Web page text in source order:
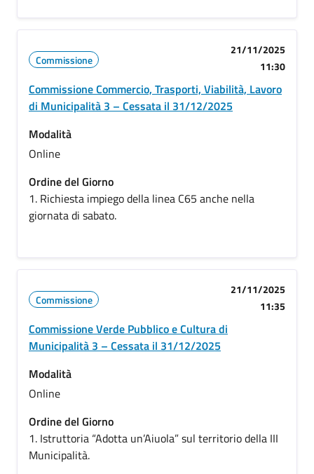
Commissione
21/11/2025
11:30
Commissione Commercio, Trasporti, Viabilità, Lavoro
di Municipalità 3 – Cessata il 31/12/2025
Modalità
Online
Ordine del Giorno
1. Richiesta impiego della linea C65 anche nella
giornata di sabato.
Commissione
21/11/2025
11:35
Commissione Verde Pubblico e Cultura di
Municipalità 3 – Cessata il 31/12/2025
Modalità
Online
Ordine del Giorno
1. Istruttoria “Adotta un’Aiuola” sul territorio della III
Municipalità.